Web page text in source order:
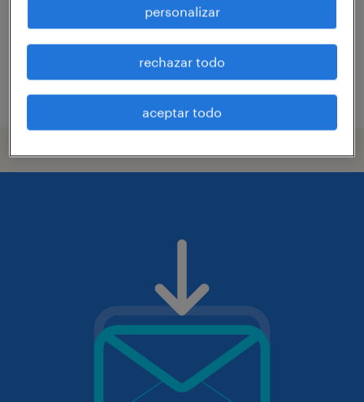
publicado el 5 agosto 2026
personalizar
rechazar todo
aceptar todo